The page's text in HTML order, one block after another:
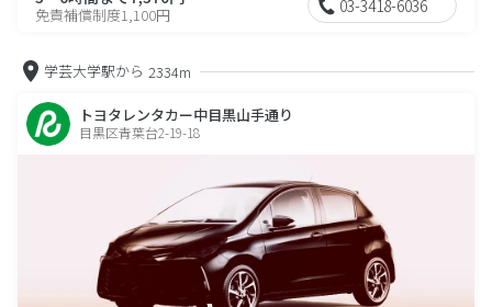
免責補償制度1,100円 03-3418-6036
学芸大学駅から 2334m
トヨタレンタカー中目黒山手通り
目黒区青葉台2-19-18